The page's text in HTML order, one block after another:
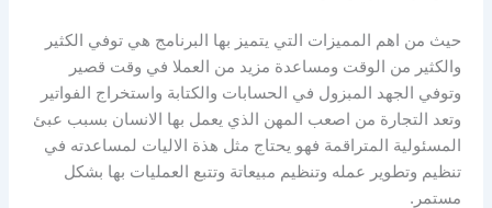
حيث من اهم المميزات التي يتميز بها البرنامج هي توفي الكثير
والكثير من الوقت ومساعدة مزيد من العملا في وقت قصير
وتوفي الجهد المبزول في الحسابات والكتابة واستخراج الفواتير
وتعد التجارة من اصعب المهن الذي يعمل بها الانسان بسبب عبئ
المسئولية المتراقمة فهو يحتاج مثل هذة الاليات لمساعدته في
تنظيم وتطوير عمله وتنظيم مبيعاتة وتتبع العمليات بها بشكل
مستمر.